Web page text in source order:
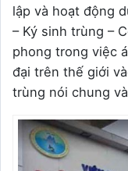
lập và hoạt động
– Ký sinh trùng –
phong trong việc
đại trên thế giới
trùng nói chung